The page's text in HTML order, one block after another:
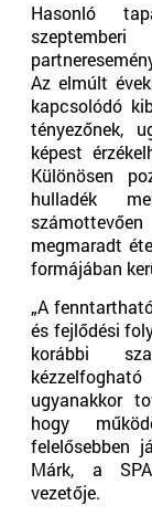
Hasonló
Az elmúlt
kapcsolódó
tényezőnek,
képest
Különösen
hulladék
megmaradt
formájában
„A
és fejlődési
korábbi
ugyanakkor
hogy
felelősebben
Márk, a
vezetője.